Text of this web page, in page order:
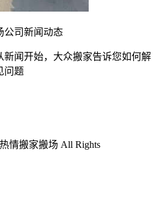
公司新闻动态
新闻开始，大众搬家告诉您如何解
问题
情搬家搬场 All Rights